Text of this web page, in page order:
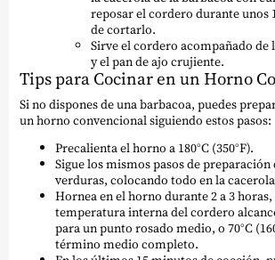
reposar el cordero durante unos
de cortarlo.
Sirve el cordero acompañado de
y el pan de ajo crujiente.
Tips para Cocinar en un Horno
Si no dispones de una barbacoa, puedes
un horno convencional siguiendo estos pasos:
Precalienta el horno a 180°C (350°F).
Sigue los mismos pasos de
verduras, colocando todo en la
Hornea en el horno durante 2 a 3
temperatura interna del cordero alcance
para un punto rosado medio, o 70°C
término medio completo.